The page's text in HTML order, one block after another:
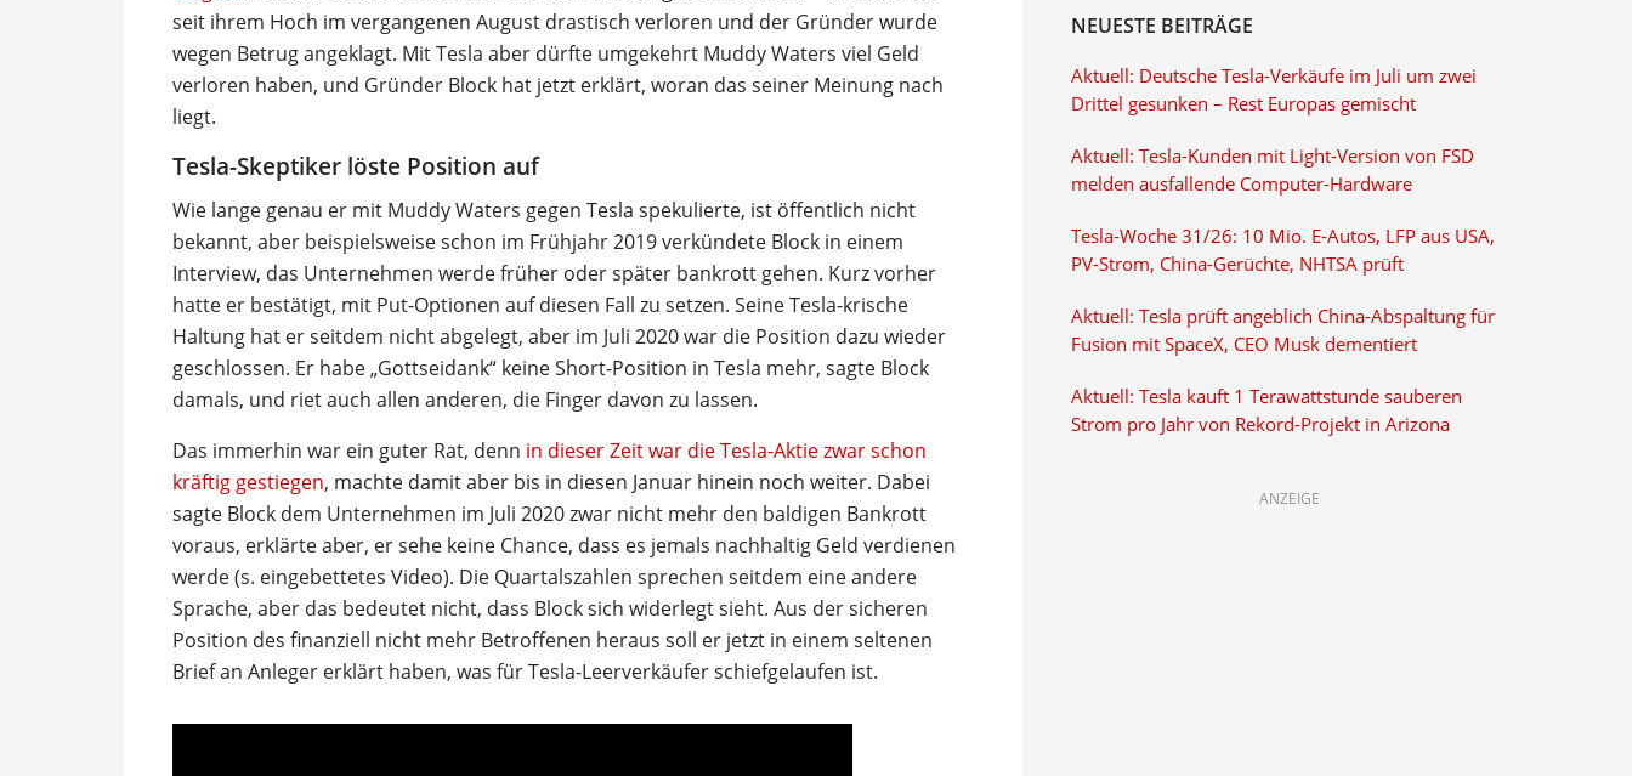
seit ihrem Hoch im vergangenen August drastisch verloren und der Gründer wurde
wegen Betrug angeklagt. Mit Tesla aber dürfte umgekehrt Muddy Waters viel Geld
verloren haben, und Gründer Block hat jetzt erklärt, woran das seiner Meinung nach
liegt.
Tesla-Skeptiker löste Position auf
Wie lange genau er mit Muddy Waters gegen Tesla spekulierte, ist öffentlich nicht
bekannt, aber beispielsweise schon im Frühjahr 2019 verkündete Block in einem
Interview, das Unternehmen werde früher oder später bankrott gehen. Kurz vorher
hatte er bestätigt, mit Put-Optionen auf diesen Fall zu setzen. Seine Tesla-krische
Haltung hat er seitdem nicht abgelegt, aber im Juli 2020 war die Position dazu wieder
geschlossen. Er habe „Gottseidank“ keine Short-Position in Tesla mehr, sagte Block
damals, und riet auch allen anderen, die Finger davon zu lassen.
Das immerhin war ein guter Rat, denn in dieser Zeit war die Tesla-Aktie zwar schon
kräftig gestiegen, machte damit aber bis in diesen Januar hinein noch weiter. Dabei
sagte Block dem Unternehmen im Juli 2020 zwar nicht mehr den baldigen Bankrott
voraus, erklärte aber, er sehe keine Chance, dass es jemals nachhaltig Geld verdienen
werde (s. eingebettetes Video). Die Quartalszahlen sprechen seitdem eine andere
Sprache, aber das bedeutet nicht, dass Block sich widerlegt sieht. Aus der sicheren
Position des finanziell nicht mehr Betroffenen heraus soll er jetzt in einem seltenen
Brief an Anleger erklärt haben, was für Tesla-Leerverkäufer schiefgelaufen ist.
NEUESTE BEITRÄGE
Aktuell: Deutsche Tesla-Verkäufe im Juli um zwei
Drittel gesunken – Rest Europas gemischt
Aktuell: Tesla-Kunden mit Light-Version von FSD
melden ausfallende Computer-Hardware
Tesla-Woche 31/26: 10 Mio. E-Autos, LFP aus USA,
PV-Strom, China-Gerüchte, NHTSA prüft
Aktuell: Tesla prüft angeblich China-Abspaltung für
Fusion mit SpaceX, CEO Musk dementiert
Aktuell: Tesla kauft 1 Terawattstunde sauberen
Strom pro Jahr von Rekord-Projekt in Arizona
ANZEIGE